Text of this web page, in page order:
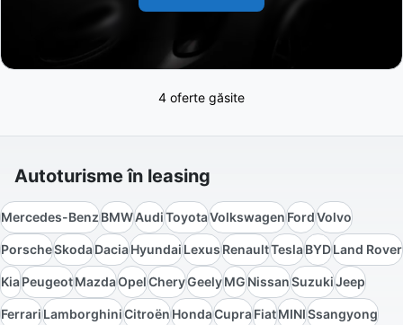
4 oferte găsite
Autoturisme în leasing
Mercedes-BenzBMWAudiToyotaVolkswagenFordVolvo
PorscheSkodaDaciaHyundaiLexusRenaultTeslaBYDLand Rover
KiaPeugeotMazdaOpelCheryGeelyMGNissanSuzukiJeep
FerrariLamborghiniCitroënHondaCupraFiatMINISsangyong